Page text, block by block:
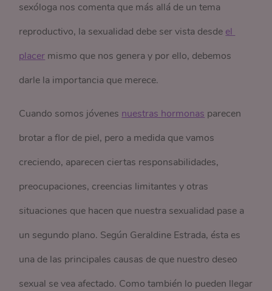
sexóloga nos comenta que más allá de un tema
reproductivo, la sexualidad debe ser vista desde el
placer mismo que nos genera y por ello, debemos
darle la importancia que merece.
Cuando somos jóvenes nuestras hormonas parecen
brotar a flor de piel, pero a medida que vamos
creciendo, aparecen ciertas responsabilidades,
preocupaciones, creencias limitantes y otras
situaciones que hacen que nuestra sexualidad pase a
un segundo plano. Según Geraldine Estrada, ésta es
una de las principales causas de que nuestro deseo
sexual se vea afectado. Como también lo pueden llegar